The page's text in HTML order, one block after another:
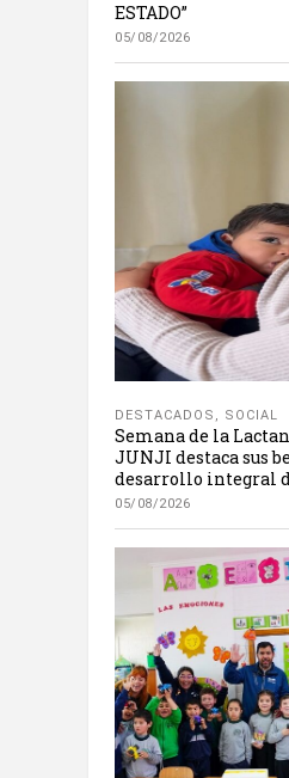
ESTADO”
05/08/2026
DESTACADOS , SOCIAL
Semana de la
JUNJI destaca sus
desarrollo integral
05/08/2026